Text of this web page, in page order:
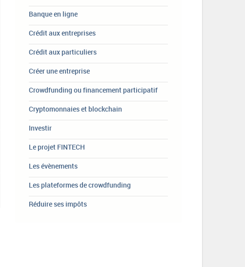
Banque en ligne
Crédit aux entreprises
Crédit aux particuliers
Créer une entreprise
Crowdfunding ou financement participatif
Cryptomonnaies et blockchain
Investir
Le projet FINTECH
Les évènements
Les plateformes de crowdfunding
Réduire ses impôts